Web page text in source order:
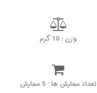
وزن : 10 گرم
تعداد سفارش ها : 5 سفارش